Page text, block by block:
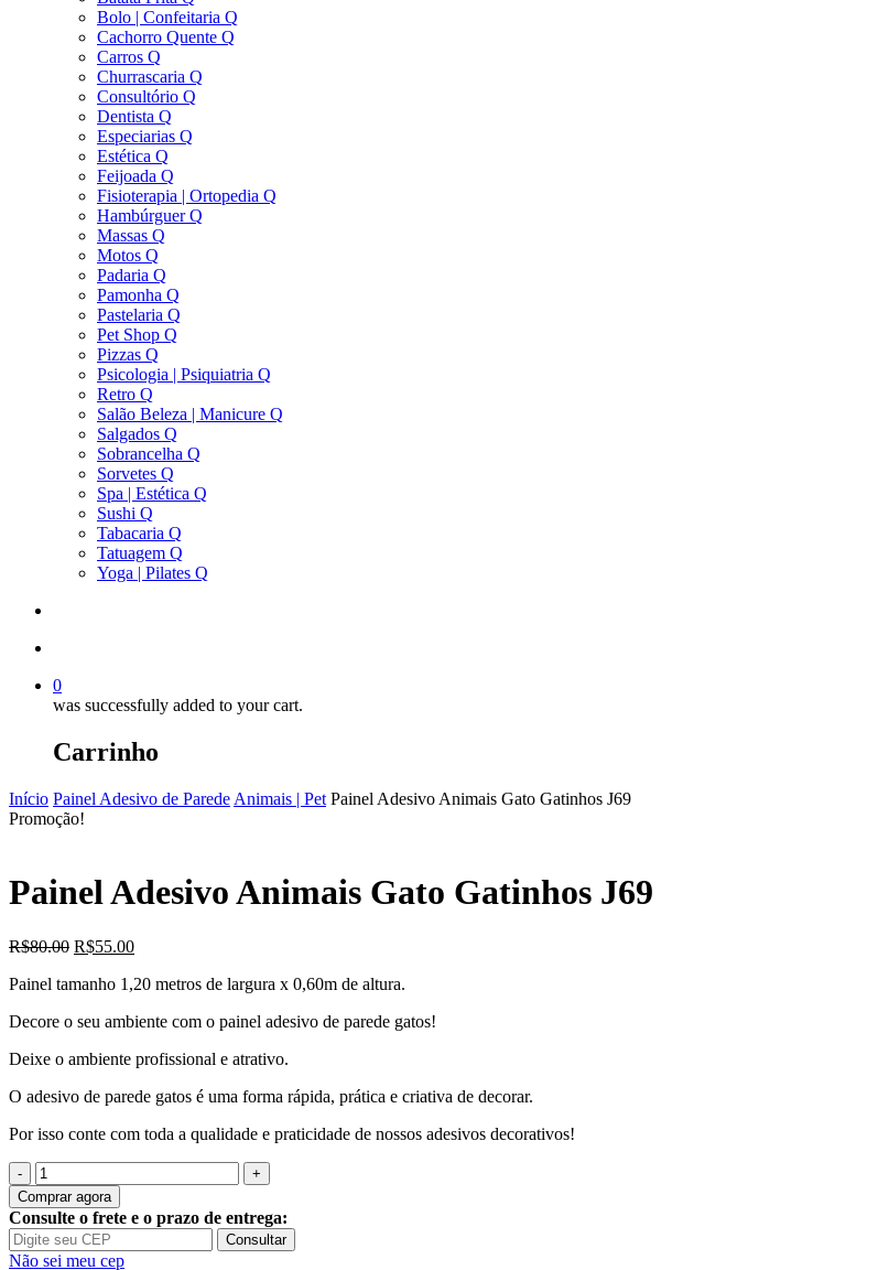
Bolo | Confeitaria Q
Cachorro Quente Q
Carros Q
Churrascaria Q
Consultório Q
Dentista Q
Especiarias Q
Estética Q
Feijoada Q
Fisioterapia | Ortopedia Q
Hambúrguer Q
Massas Q
Motos Q
Padaria Q
Pamonha Q
Pastelaria Q
Pet Shop Q
Pizzas Q
Psicologia | Psiquiatria Q
Retro Q
Salão Beleza | Manicure Q
Salgados Q
Sobrancelha Q
Sorvetes Q
Spa | Estética Q
Sushi Q
Tabacaria Q
Tatuagem Q
Yoga | Pilates Q
0
was successfully added to your cart.
Carrinho
Início Painel Adesivo de Parede Animais | Pet Painel Adesivo Animais Gato Gatinhos J69
Promoção!
Painel Adesivo Animais Gato Gatinhos J69
R$80.00 O
original
R$80.00.
R$55.00O
atual
R$55.00.
Painel tamanho 1,20 metros de largura x 0,60m de altura.
Decore o seu ambiente com o painel adesivo de parede gatos!
Deixe o ambiente profissional e atrativo.
O adesivo de parede gatos é uma forma rápida, prática e criativa de decorar.
Por isso conte com toda a qualidade e praticidade de nossos adesivos decorativos!
Quantidade
de
Painel
Adesivo
Animais
Comprar agora
Consulte o frete e o prazo de entrega:
Consultar
Não sei meu cep